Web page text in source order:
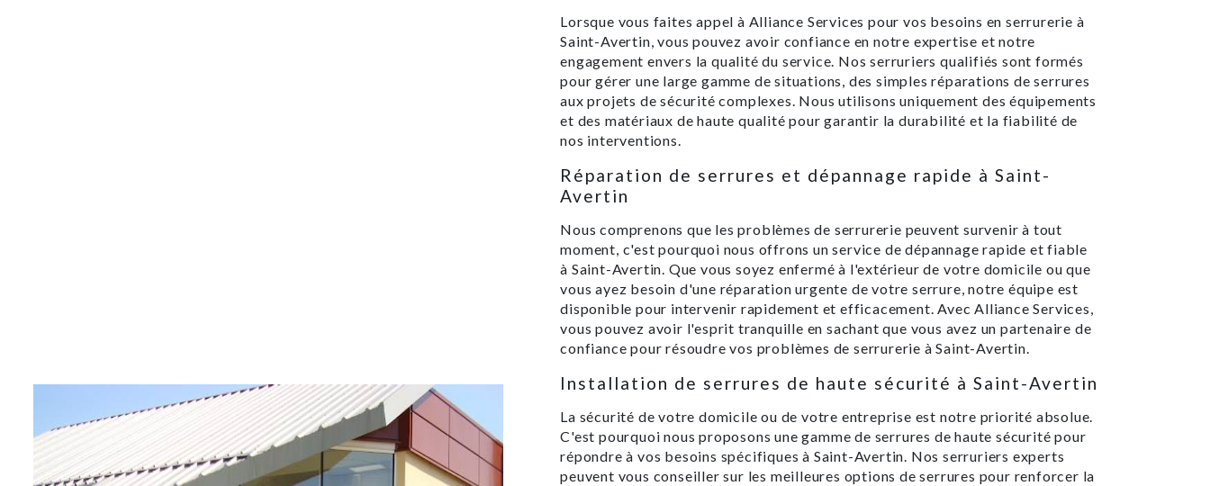
Lorsque vous faites appel à Alliance Services pour vos besoins en serrurerie à
Saint-Avertin, vous pouvez avoir confiance en notre expertise et notre
engagement envers la qualité du service. Nos serruriers qualifiés sont formés
pour gérer une large gamme de situations, des simples réparations de serrures
aux projets de sécurité complexes. Nous utilisons uniquement des équipements
et des matériaux de haute qualité pour garantir la durabilité et la fiabilité de
nos interventions.
Réparation de serrures et dépannage rapide à Saint-
Avertin
Nous comprenons que les problèmes de serrurerie peuvent survenir à tout
moment, c'est pourquoi nous offrons un service de dépannage rapide et fiable
à Saint-Avertin. Que vous soyez enfermé à l'extérieur de votre domicile ou que
vous ayez besoin d'une réparation urgente de votre serrure, notre équipe est
disponible pour intervenir rapidement et efficacement. Avec Alliance Services,
vous pouvez avoir l'esprit tranquille en sachant que vous avez un partenaire de
confiance pour résoudre vos problèmes de serrurerie à Saint-Avertin.
Installation de serrures de haute sécurité à Saint-Avertin
La sécurité de votre domicile ou de votre entreprise est notre priorité absolue.
C'est pourquoi nous proposons une gamme de serrures de haute sécurité pour
répondre à vos besoins spécifiques à Saint-Avertin. Nos serruriers experts
peuvent vous conseiller sur les meilleures options de serrures pour renforcer la